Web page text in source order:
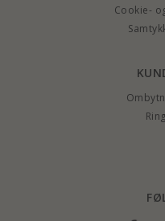
Cookie-